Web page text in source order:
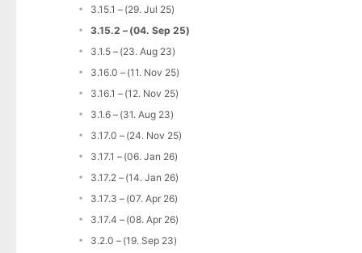
3.15.1 – (29. Jul 25)
3.15.2 – (04. Sep 25)
3.1.5 – (23. Aug 23)
3.16.0 – (11. Nov 25)
3.16.1 – (12. Nov 25)
3.1.6 – (31. Aug 23)
3.17.0 – (24. Nov 25)
3.17.1 – (06. Jan 26)
3.17.2 – (14. Jan 26)
3.17.3 – (07. Apr 26)
3.17.4 – (08. Apr 26)
3.2.0 – (19. Sep 23)